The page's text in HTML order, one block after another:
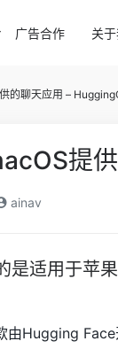
广告合作 关
的聊天应用 –
提
ainav
是适用于苹
Hugging